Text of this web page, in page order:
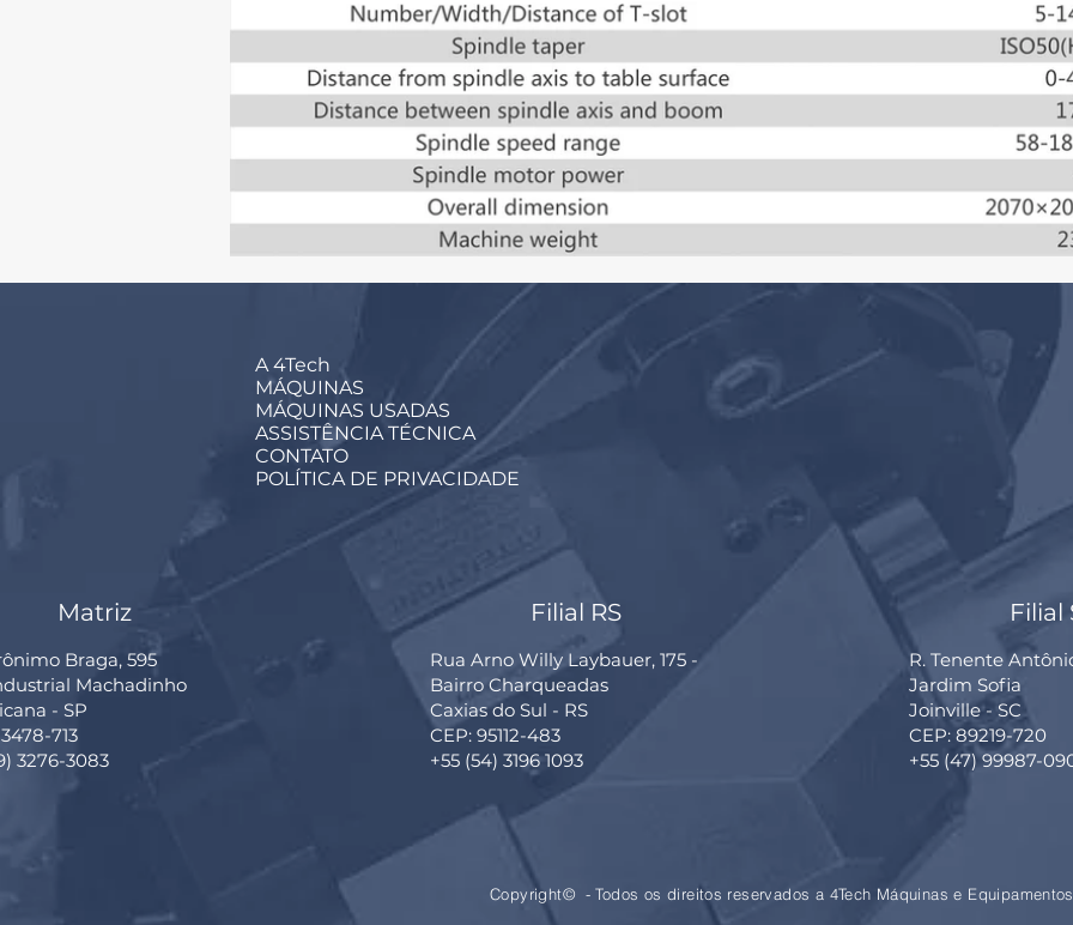
A 4Tech
MÁQUINAS
MÁQUINAS USADAS
ASSISTÊNCIA TÉCNICA
CONTATO
POLÍTICA DE PRIVACIDADE
Matriz
Braga, 595
Machadinho
- SP
713
3276-3083
Filial RS
Rua Arno Willy Laybauer, 175 -
Bairro Charqueadas
Caxias do Sul - RS
CEP: 95112-483
+55 (54) 3196 1093
Filial
R. Tenente
Jardim Sofia
Joinville - SC
CEP: 89219-720
+55 (47) 99987-
Copyright© - Todos os direitos reservados a 4Tech Máquinas e